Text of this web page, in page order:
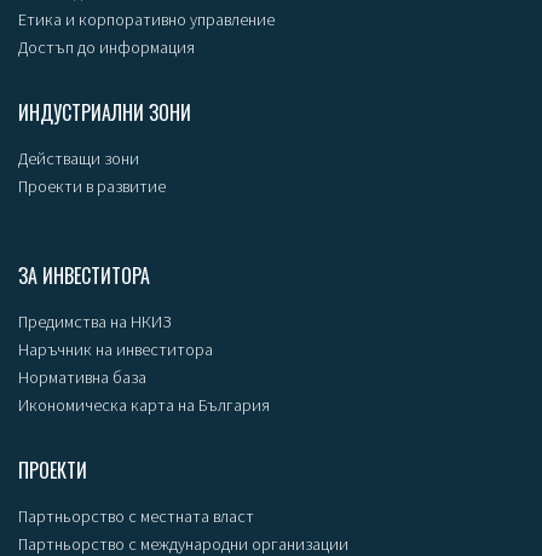
Етика и корпоративно управление
Достъп до информация
ИНДУСТРИАЛНИ ЗОНИ
Действащи зони
Проекти в развитие
ЗА ИНВЕСТИТОРА
Предимства на НКИЗ
Наръчник на инвеститора
Нормативна база
Икономическа карта на България
ПРОЕКТИ
Партньорство с местната власт
Партньорство с международни организации